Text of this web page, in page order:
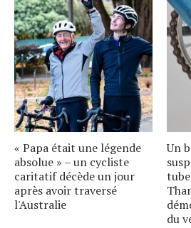
« Papa était une légende
absolue » – un cycliste
caritatif décède un jour
après avoir traversé
l'Australie
Un
du